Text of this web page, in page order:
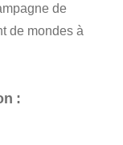
de
de mondes à
: